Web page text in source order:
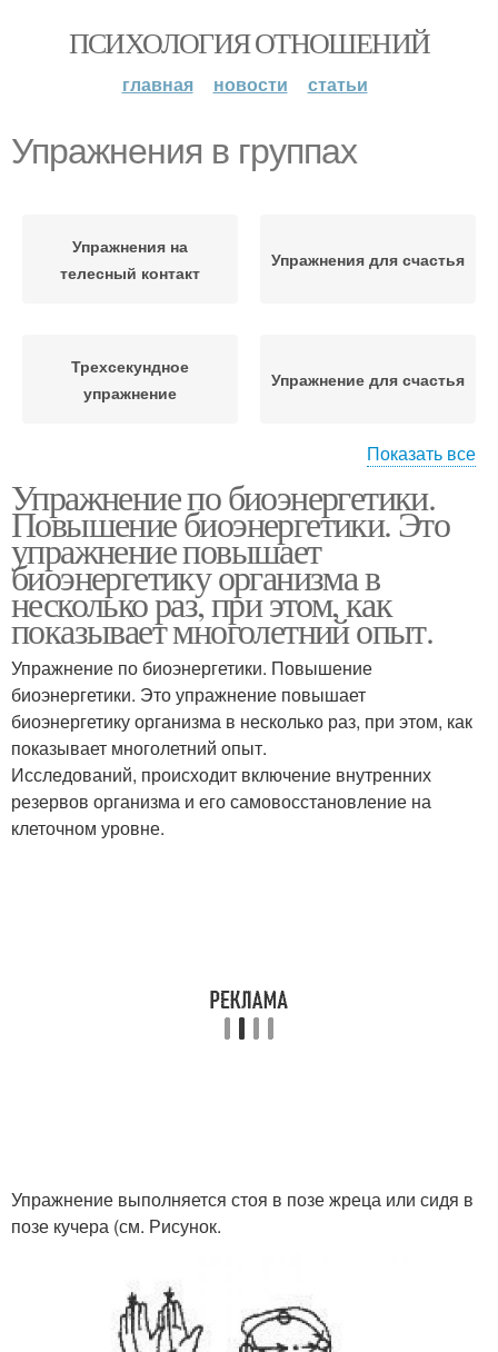
ПСИХОЛОГИЯ ОТНОШЕНИЙ
главная новости статьи
Упражнения в группах
Упражнения на
телесный контакт
Упражнения для счастья
Трехсекундное
упражнение
Упражнение для счастья
Телесные упражнения
упражнения
Показать все
Упражнение по биоэнергетики.
Повышение биоэнергетики. Это
упражнение повышает
биоэнергетику организма в
несколько раз, при этом, как
показывает многолетний опыт.
Упражнение по биоэнергетики. Повышение
биоэнергетики. Это упражнение повышает
биоэнергетику организма в несколько раз, при этом, как
показывает многолетний опыт.
Исследований, происходит включение внутренних
резервов организма и его самовосстановление на
клеточном уровне.
Упражнение выполняется стоя в позе жреца или сидя в
позе кучера (см. Рисунок.